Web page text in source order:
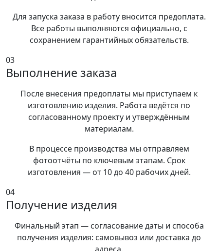
Для запуска заказа в работу вносится предоплата.
Все работы выполняются официально, с
сохранением гарантийных обязательств.
03
Выполнение заказа
После внесения предоплаты мы приступаем к
изготовлению изделия. Работа ведётся по
согласованному проекту и утверждённым
материалам.
В процессе производства мы отправляем
фотоотчёты по ключевым этапам. Срок
изготовления — от 10 до 40 рабочих дней.
04
Получение изделия
Финальный этап — согласование даты и способа
получения изделия: самовывоз или доставка до